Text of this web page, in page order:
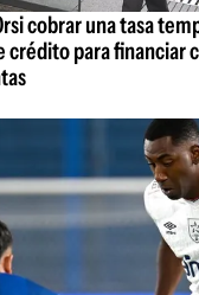
cobrar una tasa
crédito para financiar